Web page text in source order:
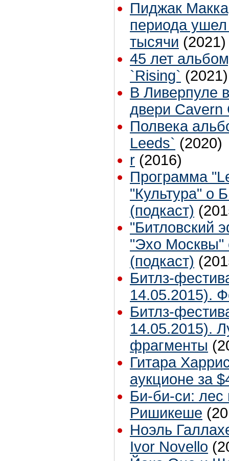
Пиджак
периода
тысячи (2021)
45 лет
`Rising` (2021)
В Ливерпуле
двери Cavern
Полвека
Leeds` (2020)
r (2016)
Программа
"Культура" о
(подкаст)
"Битловский
"Эхо Москвы"
(подкаст)
Битлз-
14.05.2015).
Битлз-
14.05.2015).
фрагменты
Гитара
аукционе за
Би-би-си: лес
Ришикеше
Ноэль
Ivor Novello